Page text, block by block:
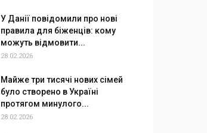
У Данії повідомили про нові
правила для біженців: кому
можуть відмовити...
28.02.2026
Майже три тисячі нових сімей
було створено в Україні
протягом минулого...
28.02.2026